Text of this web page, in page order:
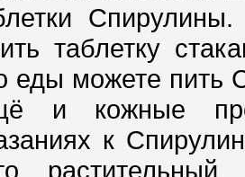
таблетку
еды можете пить
и кожные
к